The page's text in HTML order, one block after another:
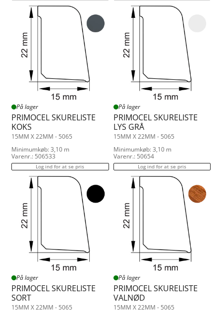
På lager
PRIMOCEL SKURELISTE
KOKS
15MM X 22MM - 5065
Minimumkøb: 3,10 m
Varenr.: 506533
Log ind for at se pris
På lager
PRIMOCEL SKURELISTE
LYS GRÅ
15MM X 22MM - 5065
Minimumkøb: 3,10 m
Varenr.: 50654
Log ind for at se pris
På lager
PRIMOCEL SKURELISTE
SORT
15MM X 22MM - 5065
På lager
PRIMOCEL SKURELISTE
VALNØD
15MM X 22MM - 5065